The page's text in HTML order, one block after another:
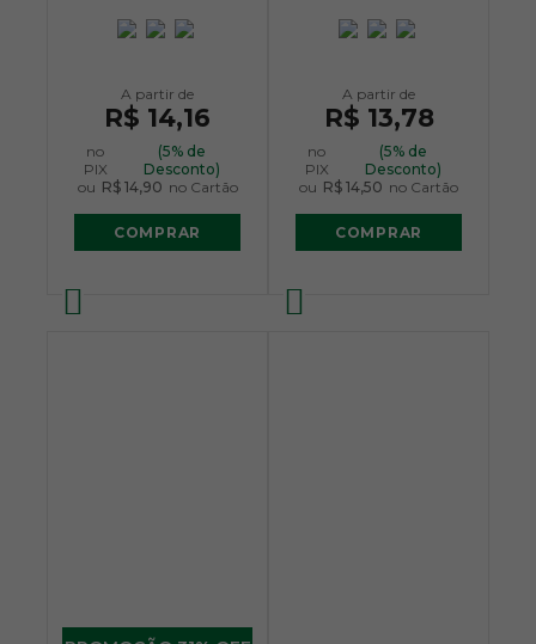
R$ 14,16
no
PIX
(5% de
Desconto)
ou R$ 14,90 no Cartão
COMPRAR
R$ 13,78
no
PIX
(5% de
Desconto)
ou R$ 14,50 no Cartão
COMPRAR